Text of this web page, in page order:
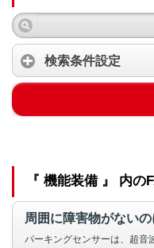
検索条件設定
『 機能装備 』 内の
周囲に障害物がない